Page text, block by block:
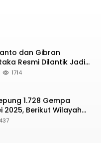
dan Gibran
Resmi Dilantik Jadi
RI
1714
1.728 Gempa
2025, Berikut Wilayah